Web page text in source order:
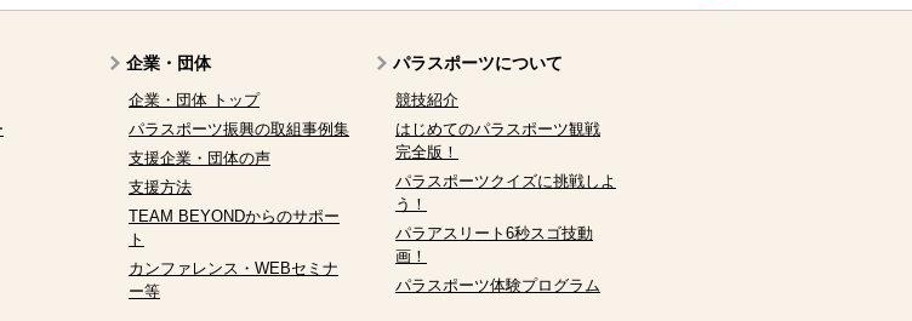
企業・団体
企業・団体 トップ
パラスポーツ振興の取組事例集
支援企業・団体の声
支援方法
TEAM BEYONDからのサポー
ト
カンファレンス・WEBセミナ
ー等
パラスポーツについて
競技紹介
はじめてのパラスポーツ観戦
完全版！
パラスポーツクイズに挑戦しよ
う！
パラアスリート6秒スゴ技動
画！
パラスポーツ体験プログラム